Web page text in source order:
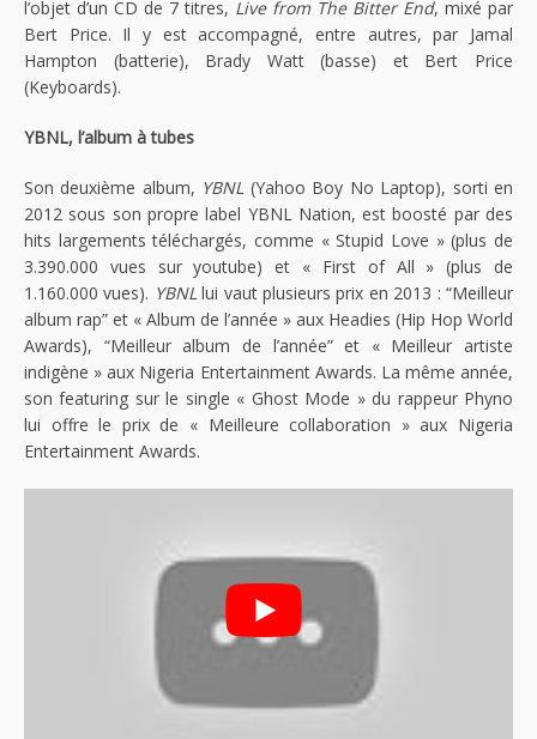
l’objet d’un CD de 7 titres, Live from The Bitter End, mixé par
Bert Price. Il y est accompagné, entre autres, par Jamal
Hampton (batterie), Brady Watt (basse) et Bert Price
(Keyboards).
YBNL, l’album à tubes
Son deuxième album, YBNL (Yahoo Boy No Laptop), sorti en
2012 sous son propre label YBNL Nation, est boosté par des
hits largements téléchargés, comme « Stupid Love » (plus de
3.390.000 vues sur youtube) et « First of All » (plus de
1.160.000 vues). YBNLlui vaut plusieurs prix en 2013 : “Meilleur
album rap” et « Album de l’année » aux Headies (Hip Hop World
Awards), “Meilleur album de l’année” et « Meilleur artiste
indigène » aux Nigeria Entertainment Awards. La même année,
son featuring sur le single « Ghost Mode » du rappeur Phyno
lui offre le prix de « Meilleure collaboration » aux Nigeria
Entertainment Awards.